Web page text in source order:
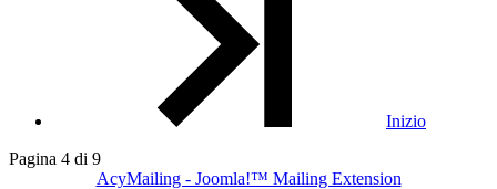
Inizio
Pagina 4 di 9
AcyMailing - Joomla!™ Mailing Extension